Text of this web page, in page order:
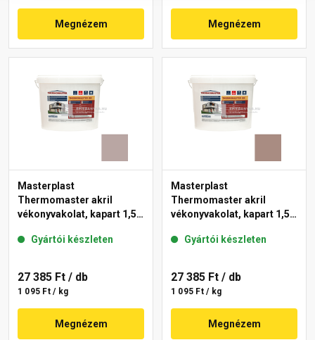
Megnézem Megnézem
Masterplast
Thermomaster akril
vékonyvakolat, kapart 1,5
Gyártói készleten
27 385 Ft / db
1 095 Ft / kg
Megnézem
Masterplast
Thermomaster akril
vékonyvakolat, kapart 1,5
Gyártói készleten
27 385 Ft / db
1 095 Ft / kg
Megnézem